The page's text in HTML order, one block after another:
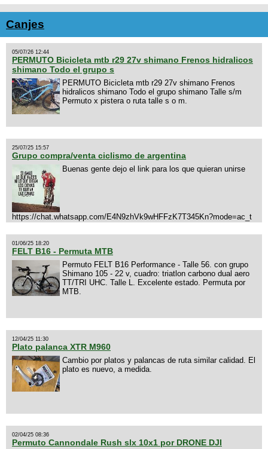
Canjes
05/07/26 12:44
PERMUTO Bicicleta mtb r29 27v shimano Frenos hidralicos
shimano Todo el grupo s
PERMUTO Bicicleta mtb r29 27v shimano Frenos
hidralicos shimano Todo el grupo shimano Talle s/m
Permuto x pistera o ruta talle s o m.
25/07/25 15:57
Grupo compra/venta ciclismo de argentina
Buenas gente dejo el link para los que quieran unirse
https://chat.whatsapp.com/E4N9zhVk9wHFFzK7T345Kn?mode=ac_t
01/06/25 18:20
FELT B16 - Permuta MTB
Permuto FELT B16 Performance - Talle 56. con grupo
Shimano 105 - 22 v, cuadro: triatlon carbono dual aero
TT/TRI UHC. Talle L. Excelente estado. Permuta por
MTB.
12/04/25 11:30
Plato palanca XTR M960
Cambio por platos y palancas de ruta similar calidad. El
plato es nuevo, a medida.
02/04/25 08:36
Permuto Cannondale Rush slx 10x1 por DRONE DJI